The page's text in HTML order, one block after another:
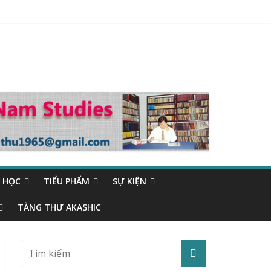
TIỂU PHẨM SỰ KIỆN
TÀNG THƯ AKASHIC